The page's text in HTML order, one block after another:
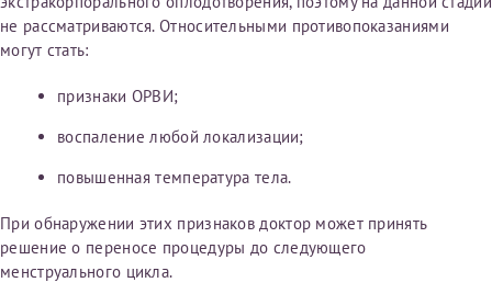
не рассматриваются. Относительными противопоказаниями
могут стать:
признаки ОРВИ;
воспаление любой локализации;
повышенная температура тела.
При обнаружении этих признаков доктор может принять
решение о переносе процедуры до следующего
менструального цикла.